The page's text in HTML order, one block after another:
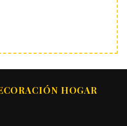
HOGAR